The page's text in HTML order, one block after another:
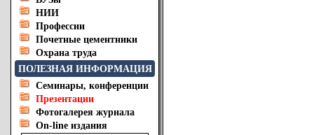
НИИ
Профессии
Почетные цементники
Охрана труда
ПОЛЕЗНАЯ ИНФОРМАЦИЯ
Семинары, конференции
Презентации
Фотогалерея журнала
On-line издания